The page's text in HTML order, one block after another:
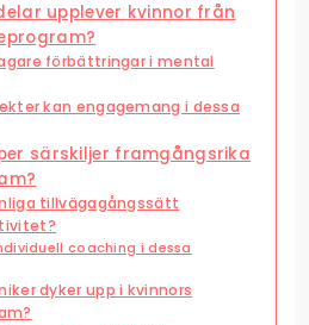
upplever kvinnor från
förbättringar i mental
kan engagemang i dessa
särskiljer framgångsrika
tillvägagångssätt
coaching i dessa
dyker upp i kvinnors